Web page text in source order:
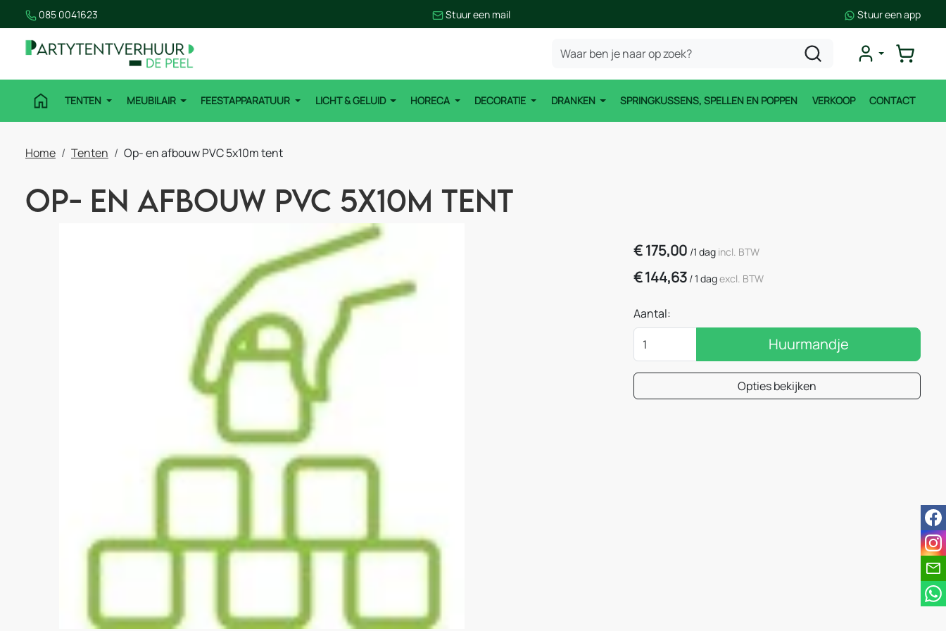
085 0041623 Stuur een mail Stuur een app
TENTEN MEUBILAIR FEESTAPPARATUUR LICHT & GELUID HORECA DECORATIE DRANKEN SPRINGKUSSENS, SPELLEN EN POPPEN VERKOOP CONTACT
Home Tenten Op- en afbouw PVC 5x10m tent
Op- en afbouw PVC 5x10m tent
€175,00 /1 dag incl. BTW
€144,63 /1 dagexcl. BTW
Aantal:
Huurmandje
Opties bekijken